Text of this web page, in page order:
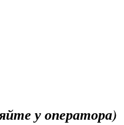
у оператора)